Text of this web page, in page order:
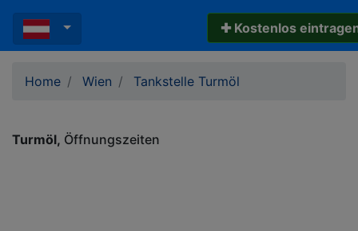
✚ Kostenlos
Home Wien Tankstelle Turmöl
Turmöl Öffnungszeiten